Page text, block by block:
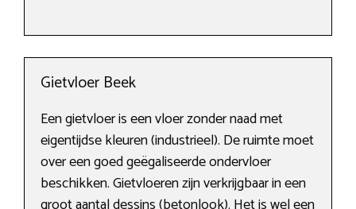
Gietvloer Beek
Een gietvloer is een vloer zonder naad met
eigentijdse kleuren (industrieel). De ruimte moet
over een goed geëgaliseerde ondervloer
beschikken. Gietvloeren zijn verkrijgbaar in een